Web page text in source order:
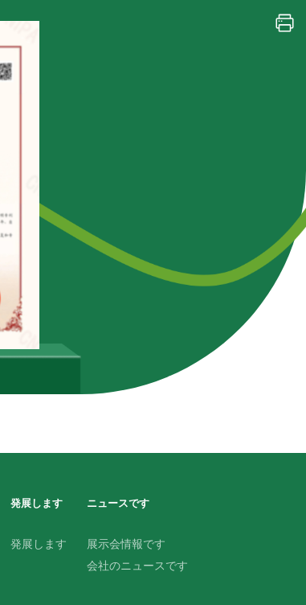
ト温度
発展します
発展します
ニュースです
展示会情報です
会社のニュースです